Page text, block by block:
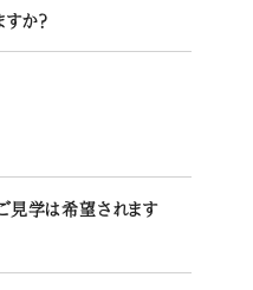
か？
学は希望されます